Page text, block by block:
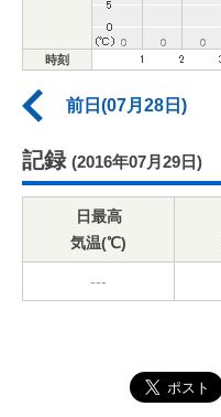
時刻
前日(07月28日)
記録 (2016年07月29日)
日最高
気温(℃)
---